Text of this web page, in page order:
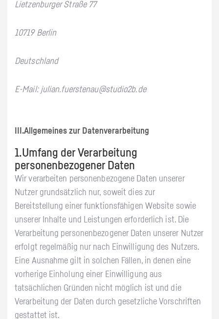
Lietzenburger Straße 77
10719 Berlin
Deutschland
E-Mail: julian.fuerstenau@studio2b.de
III.Allgemeines zur Datenverarbeitung
1.Umfang der Verarbeitung
personenbezogener Daten
Wir verarbeiten personenbezogene Daten unserer
Nutzer grundsätzlich nur, soweit dies zur
Bereitstellung einer funktionsfähigen Website sowie
unserer Inhalte und Leistungen erforderlich ist. Die
Verarbeitung personenbezogener Daten unserer Nutzer
erfolgt regelmäßig nur nach Einwilligung des Nutzers.
Eine Ausnahme gilt in solchen Fällen, in denen eine
vorherige Einholung einer Einwilligung aus
tatsächlichen Gründen nicht möglich ist und die
Verarbeitung der Daten durch gesetzliche Vorschriften
gestattet ist.